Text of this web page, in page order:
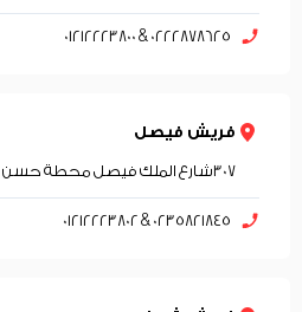
0222878625 & 01212223800
فريش فيصل
307شارع الملك فيصل محطة حسن محمد
0235821845 & 01212223802